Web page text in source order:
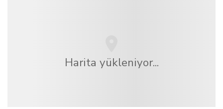
Harita yükleniyor...